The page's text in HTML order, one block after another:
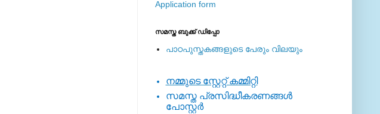
Application form
സമസ്ത ബുക്ക് ഡിപ്പോ
പാഠപുസ്തകങ്ങളുടെ പേരും വിലയും
നമ്മുടെ സ്റ്റേറ്റ് കമ്മിറ്റി
സമസ്ത പ്രസിദ്ധീകരണങ്ങള്‍
പോസ്റ്റര്‍